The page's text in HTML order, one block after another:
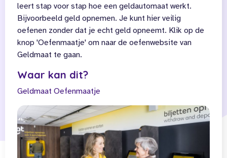
leert stap voor stap hoe een geldautomaat werkt.
Bijvoorbeeld geld opnemen. Je kunt hier veilig
oefenen zonder dat je echt geld opneemt. Klik op de
knop 'Oefenmaatje' om naar de oefenwebsite van
Geldmaat te gaan.
Waar kan dit?
Geldmaat Oefenmaatje